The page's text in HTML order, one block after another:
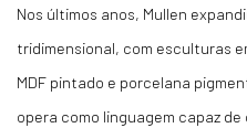
Nos últimos anos, Mullen
tridimensional, com esculturas
MDF pintado e porcelana
opera como linguagem capaz